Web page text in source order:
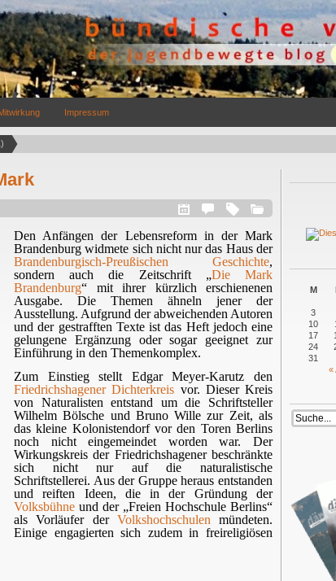
Impressum
Den Anfängen der Lebensreform in der Mark
Brandenburg widmete sich nicht nur das Haus der
Brandenburgisch-Preußischen Geschichte,
sondern auch die Zeitschrift „Die Mark
Brandenburg“ mit ihrer kürzlich erschienenen
Ausgabe. Die Themen ähneln jener der
Ausstellung. Aufgrund der abweichenden Autoren
und der gestrafften Texte ist das Heft jedoch eine
gelungene Ergänzung oder sogar geeignet zur
Einführung in den Themenkomplex.
Zum Einstieg stellt Edgar Meyer-Karutz den
Friedrichshagener Dichterkreis vor. Dieser Kreis
von Naturalisten entstand um die Schriftsteller
Wilhelm Bölsche und Bruno Wille zur Zeit, als
das kleine Kolonistendorf vor den Toren Berlins
noch nicht eingemeindet worden war. Der
Wirkungskreis der Friedrichshagener beschränkte
sich nicht nur auf die naturalistische
Schriftstellerei. Aus der Gruppe heraus entstanden
und reiften Ideen, die in der Gründung der
Volksbühne und der „Freien Hochschule Berlins“
als Vorläufer der Volkshochschulen mündeten.
Einige engagierten sich zudem in freireligiösen
M
«
3
10
17
24
31